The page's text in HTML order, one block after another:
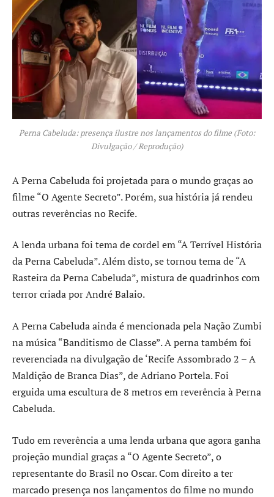
Perna Cabeluda: presença ilustre nos lançamentos do filme (Foto:
Divulgação / Reprodução)
A Perna Cabeluda foi projetada para o mundo graças ao
filme “O Agente Secreto”. Porém, sua história já rendeu
outras reverências no Recife.
A lenda urbana foi tema de cordel em “A Terrível História
da Perna Cabeluda”. Além disto, se tornou tema de “A
Rasteira da Perna Cabeluda”, mistura de quadrinhos com
terror criada por André Balaio.
A Perna Cabeluda ainda é mencionada pela Nação Zumbi
na música “Banditismo de Classe”. A perna também foi
reverenciada na divulgação de ‘Recife Assombrado 2 – A
Maldição de Branca Dias”, de Adriano Portela. Foi
erguida uma escultura de 8 metros em reverência à Perna
Cabeluda.
Tudo em reverência a uma lenda urbana que agora ganha
projeção mundial graças a “O Agente Secreto”, o
representante do Brasil no Oscar. Com direito a ter
marcado presença nos lançamentos do filme no mundo